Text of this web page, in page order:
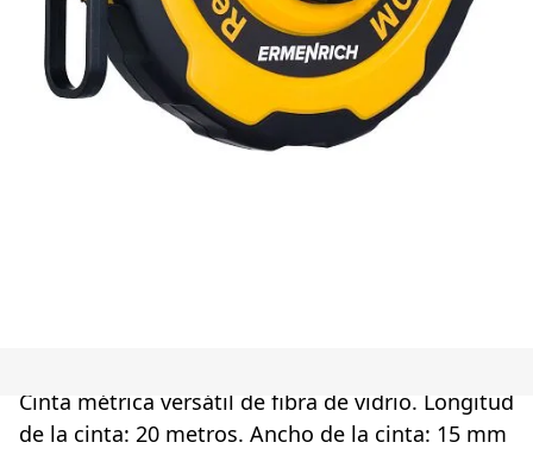
Cinta métrica versátil de fibra de vidrio. Longitud
de la cinta: 20 metros. Ancho de la cinta: 15 mm